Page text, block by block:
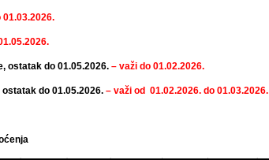
01.03.2026.
ostatak do 01.05.2026. – važi do 01.02.2026.
do 01.05.2026. – važi od 01.02.2026. do 01.03.2026.